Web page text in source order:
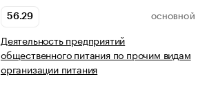
56.29 ОСНОВНОЙ
Деятельность предприятий
общественного питания по прочим видам
организации питания